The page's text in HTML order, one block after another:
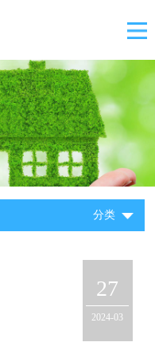
分类
27
2024-03